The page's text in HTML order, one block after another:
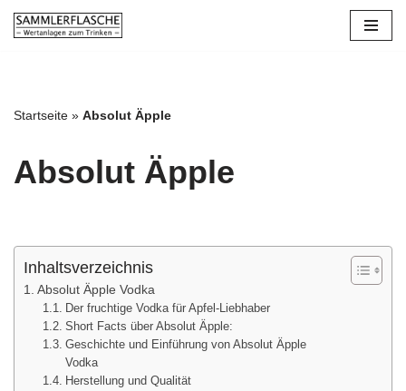
Startseite » Absolut Äpple
Absolut Äpple
Inhaltsverzeichnis
Absolut Äpple Vodka
Der fruchtige Vodka für Apfel-Liebhaber
Short Facts über Absolut Äpple:
Geschichte und Einführung von Absolut Äpple
Vodka
Herstellung und Qualität